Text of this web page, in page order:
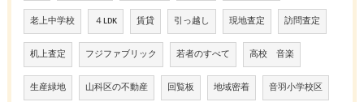
老上中学校 ４LDK 賃貸 引っ越し 現地査定 訪問査定
机上査定 フジファブリック 若者のすべて 高校 音楽
生産緑地 山科区の不動産 回覧板 地域密着 音羽小学校区